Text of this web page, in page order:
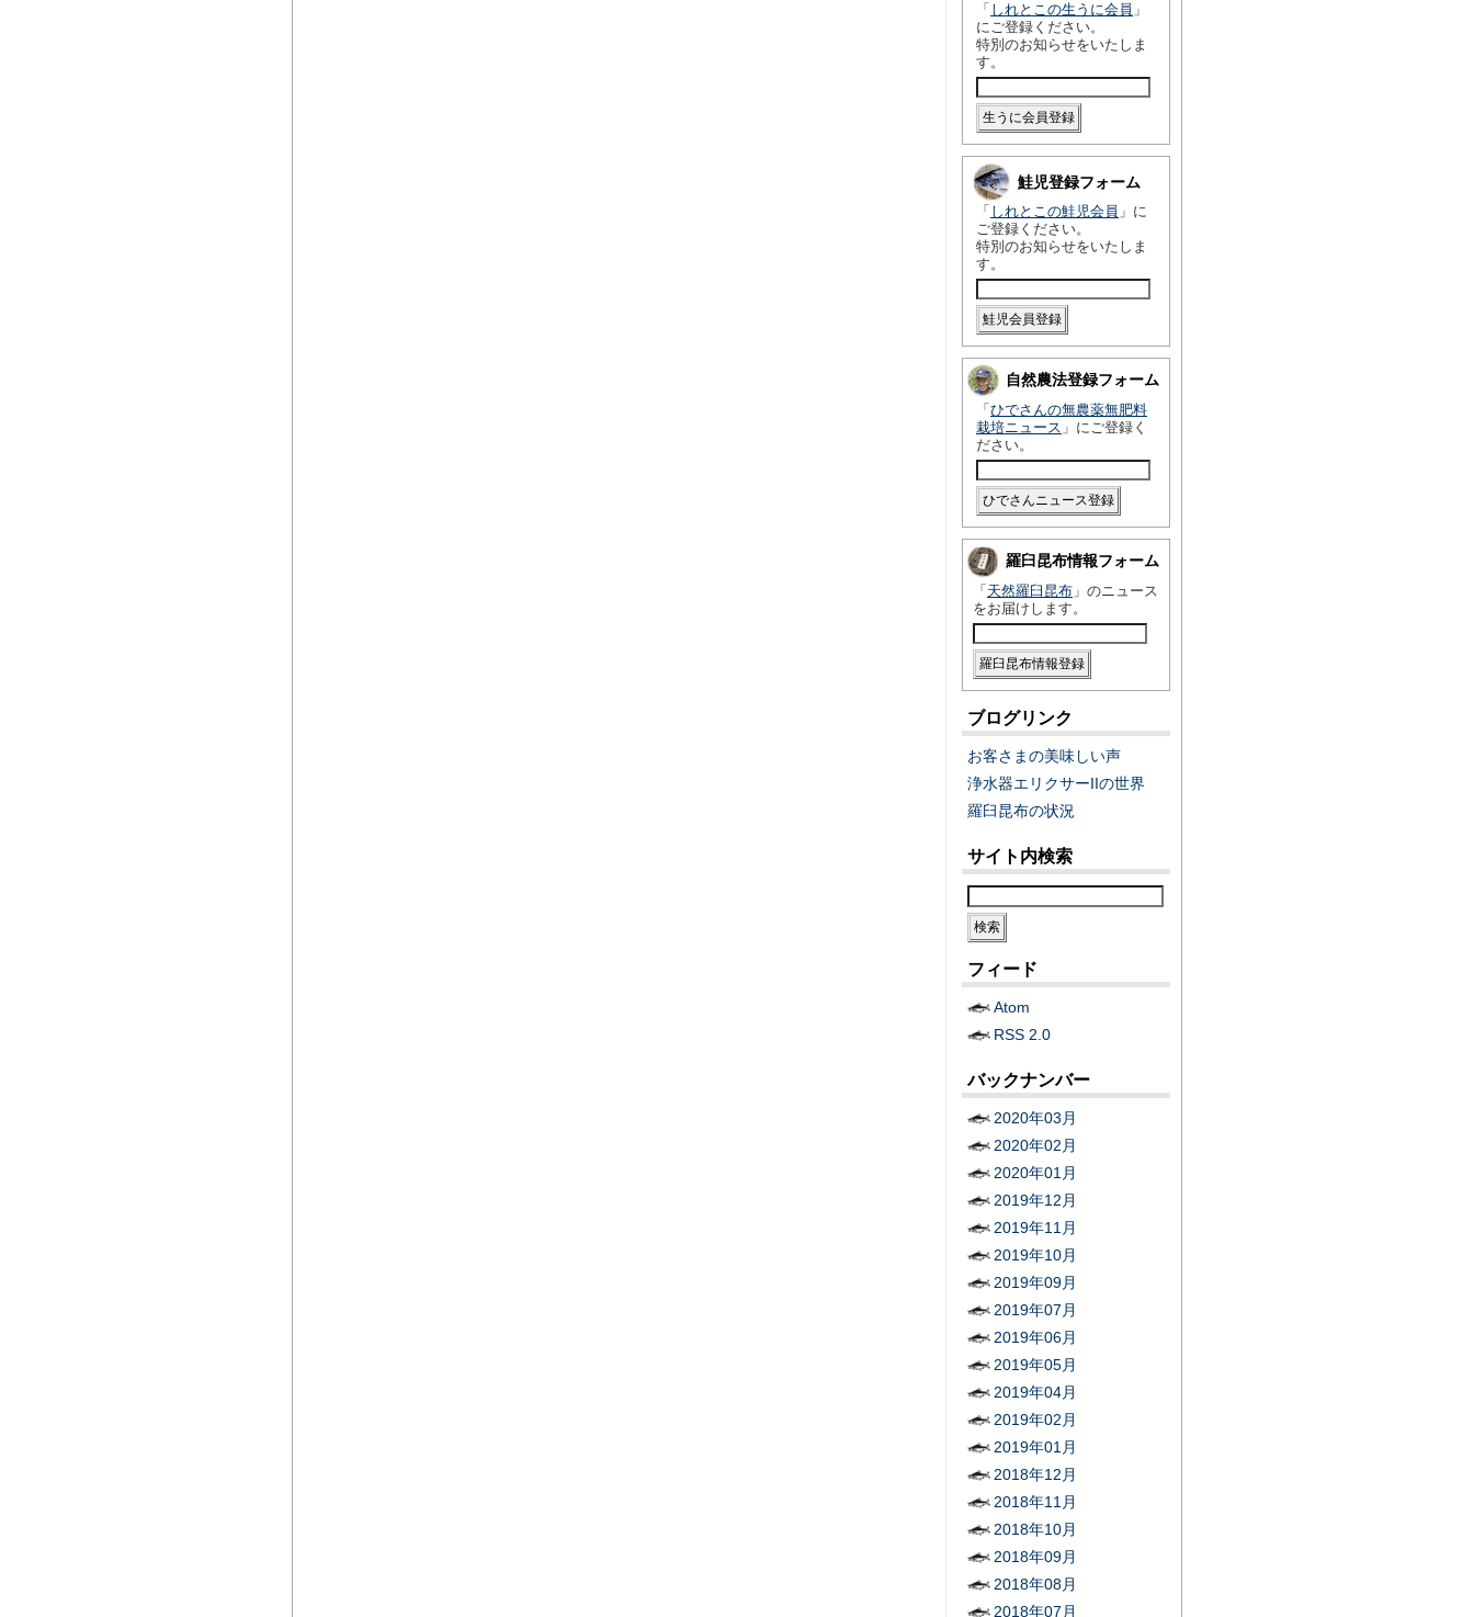
「 しれとこの生うに会員 」
にご登録ください。
特別のお知らせをいたしま
す。
鮭児登録フォーム
「 しれとこの鮭児会員 」に
ご登録ください。
特別のお知らせをいたしま
す。
自然農法登録フォーム
「 ひでさんの無農薬無肥料
栽培ニュース 」にご登録く
ださい。
羅臼昆布情報フォーム
「 天然羅臼昆布 」のニュース
をお届けします。
ブログリンク
お客さまの美味しい声
浄水器エリクサーIIの世界
羅臼昆布の状況
サイト内検索
フィード
Atom
RSS 2.0
バックナンバー
2020年03月
2020年02月
2020年01月
2019年12月
2019年11月
2019年10月
2019年09月
2019年07月
2019年06月
2019年05月
2019年04月
2019年02月
2019年01月
2018年12月
2018年11月
2018年10月
2018年09月
2018年08月
2018年07月